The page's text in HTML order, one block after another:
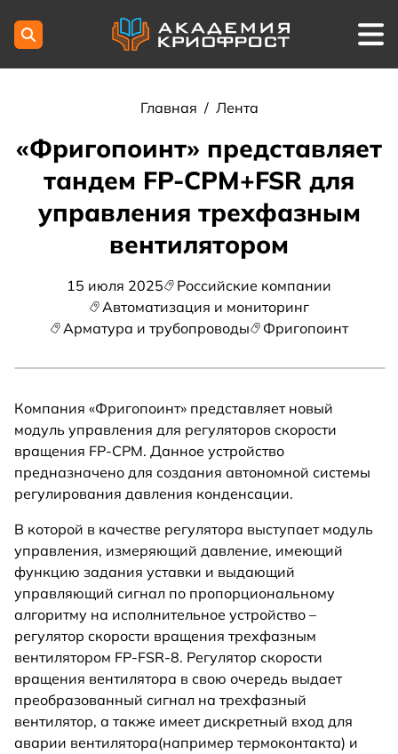
Главная / Лента
«Фригопоинт» представляет
тандем FP-CPM+FSR для
управления трехфазным
вентилятором
15 июля 2025
Российские компании
Автоматизация и мониторинг
Арматура и трубопроводы
Фригопоинт
Компания «Фригопоинт» представляет новый
модуль управления для регуляторов скорости
вращения FP-CPM. Данное устройство
предназначено для создания автономной системы
регулирования давления конденсации.
В которой в качестве регулятора выступает модуль
управления, измеряющий давление, имеющий
функцию задания уставки и выдающий
управляющий сигнал по пропорциональному
алгоритму на исполнительное устройство –
регулятор скорости вращения трехфазным
вентилятором FP-FSR-8. Регулятор скорости
вращения вентилятора в свою очередь выдает
преобразованный сигнал на трехфазный
вентилятор, а также имеет дискретный вход для
аварии вентилятора(например термоконтакта) и